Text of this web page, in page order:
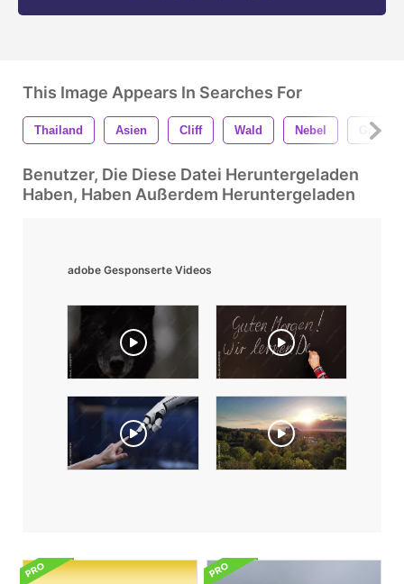
This Image Appears In Searches For
Thailand Asien Cliff Wald Nebel Grau
Benutzer, Die Diese Datei Heruntergeladen
Haben, Haben Außerdem Heruntergeladen
adobe Gesponserte Videos